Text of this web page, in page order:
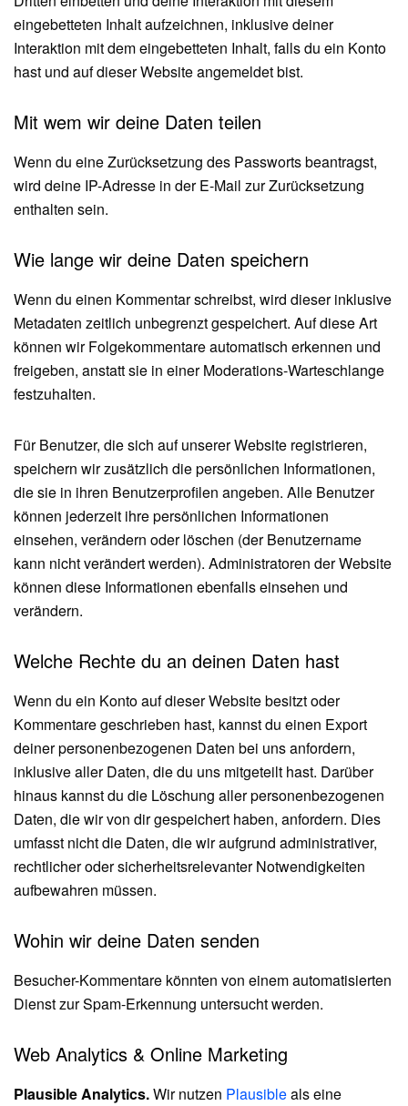
eingebetteten Inhalt aufzeichnen, inklusive deiner
Interaktion mit dem eingebetteten Inhalt, falls du ein Konto
hast und auf dieser Website angemeldet bist.
Mit wem wir deine Daten teilen
Wenn du eine Zurücksetzung des Passworts beantragst,
wird deine IP-Adresse in der E-Mail zur Zurücksetzung
enthalten sein.
Wie lange wir deine Daten speichern
Wenn du einen Kommentar schreibst, wird dieser inklusive
Metadaten zeitlich unbegrenzt gespeichert. Auf diese Art
können wir Folgekommentare automatisch erkennen und
freigeben, anstatt sie in einer Moderations-Warteschlange
festzuhalten.
Für Benutzer, die sich auf unserer Website registrieren,
speichern wir zusätzlich die persönlichen Informationen,
die sie in ihren Benutzerprofilen angeben. Alle Benutzer
können jederzeit ihre persönlichen Informationen
einsehen, verändern oder löschen (der Benutzername
kann nicht verändert werden). Administratoren der Website
können diese Informationen ebenfalls einsehen und
verändern.
Welche Rechte du an deinen Daten hast
Wenn du ein Konto auf dieser Website besitzt oder
Kommentare geschrieben hast, kannst du einen Export
deiner personenbezogenen Daten bei uns anfordern,
inklusive aller Daten, die du uns mitgeteilt hast. Darüber
hinaus kannst du die Löschung aller personenbezogenen
Daten, die wir von dir gespeichert haben, anfordern. Dies
umfasst nicht die Daten, die wir aufgrund administrativer,
rechtlicher oder sicherheitsrelevanter Notwendigkeiten
aufbewahren müssen.
Wohin wir deine Daten senden
Besucher-Kommentare könnten von einem automatisierten
Dienst zur Spam-Erkennung untersucht werden.
Web Analytics & Online Marketing
Plausible Analytics.Wir nutzen Plausibleals eine